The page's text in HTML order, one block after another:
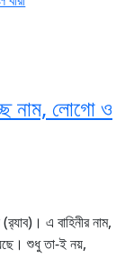
নাম, লোগো ও
এ বাহিনীর নাম,
শুধু তা-ই নয়,